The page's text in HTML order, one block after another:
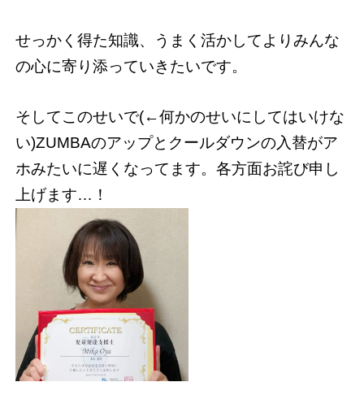
せっかく得た知識、うまく活かしてよりみんな
の心に寄り添っていきたいです。
そしてこのせいで(←何かのせいにしてはいけな
い)ZUMBAのアップとクールダウンの入替がア
ホみたいに遅くなってます。各方面お詫び申し
上げます…！